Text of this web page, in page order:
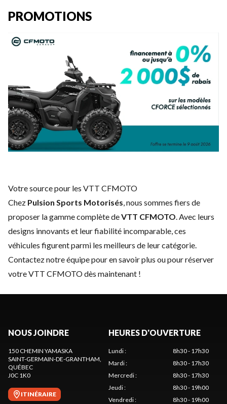
PROMOTIONS
Votre source pour les VTT CFMOTO
Chez Pulsion Sports Motorisés, nous sommes fiers de
proposer la gamme complète deVTT CFMOTO. Avec leurs
designs innovants et leur fiabilité incomparable, ces
véhicules figurent parmi les meilleurs de leur catégorie.
Contactez notre équipepour en savoir plus ou pour réserver
votre VTT CFMOTO dès maintenant !
NOUS JOINDRE
150 CHEMIN YAMASKA
SAINT-GERMAIN-DE-GRANTHAM,
QUÉBEC
J0C 1K0
ITINÉRAIRE
HEURES D'OUVERTURE
Lundi:
8h30 - 17h30
Mardi:
8h30 - 17h30
Mercredi:
8h30 - 17h30
Jeudi:
8h30 - 19h00
Vendredi: 8h30 - 19h00